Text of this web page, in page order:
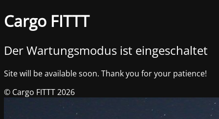
Cargo FITTT
Der Wartungsmodus ist eingeschaltet
Site will be available soon. Thank you for your patience!
© Cargo FITTT 2026